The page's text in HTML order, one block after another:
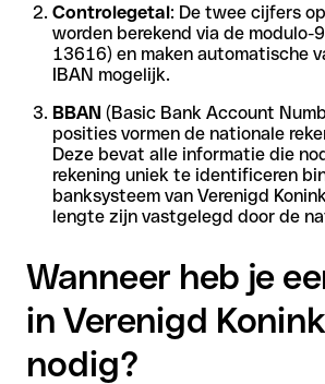
Controlegetal: De twee cijfers
worden berekend via de modulo-
13616) en maken automatische
IBAN mogelijk.
BBAN (Basic Bank Account
posities vormen de nationale
Deze bevat alle informatie die
rekening uniek te identificeren
banksysteem van Verenigd
lengte zijn vastgelegd door de
Wanneer heb je
in Verenigd
nodig?